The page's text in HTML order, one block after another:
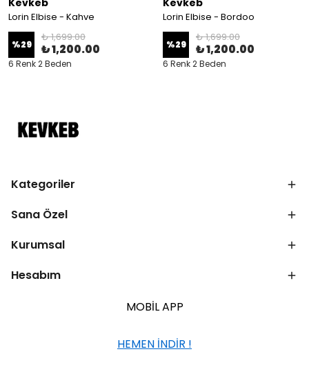
Kevkeb
Lorin Elbise - Kahve
%29
₺ 1,699.00
₺ 1,200.00
6 Renk 2 Beden
Kevkeb
Lorin Elbise - Bordoo
%29
₺ 1,699.00
₺ 1,200.00
6 Renk 2 Beden
Kategoriler
Sana Özel
Kurumsal
Hesabım
MOBİL APP
HEMEN İNDİR !